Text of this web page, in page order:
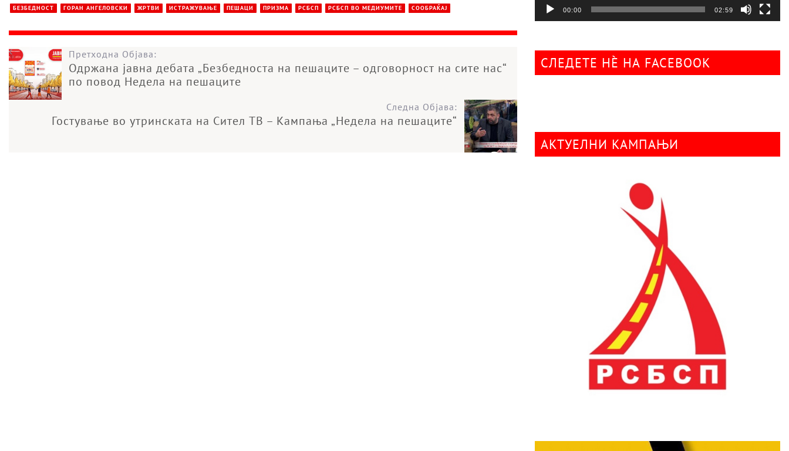
БЕЗБЕДНОСТ ГОРАН АНГЕЛОВСКИ ЖРТВИ ИСТРАЖУВАЊЕ ПЕШАЦИ ПРИЗМА РСБСП РСБСП ВО МЕДИУМИТЕ СООБРАЌАЈ
Претходна Објава:
Одржана јавна дебата „Безбедноста на пешаците – одговорност на сите нас“
по повод Недела на пешаците
Следна Објава:
Гостување во утринската на Сител ТВ – Кампања „Недела на пешаците“
00:00 02:59
СЛЕДЕТЕ НÈ НА FACEBOOK
АКТУЕЛНИ КАМПАЊИ